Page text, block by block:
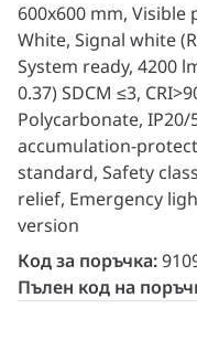
600x600 mm,
White, Signal white
System ready, 4200
0.37) SDCM ≤3,
Polycarbonate,
accumulation-
standard, Safety
relief, Emergency
version
Код за поръчка:
Пълен код на